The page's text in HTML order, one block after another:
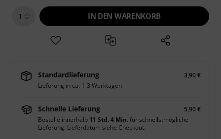
1 IN DEN WARENKORB
Standardlieferung
3,90 €
Lieferung in ca. 1-3 Werktagen
Schnelle Lieferung
5,90 €
Bestelle innerhalb 11 Std. 4 Min.für schnellstmögliche
Lieferung. Lieferdatum siehe Checkout.